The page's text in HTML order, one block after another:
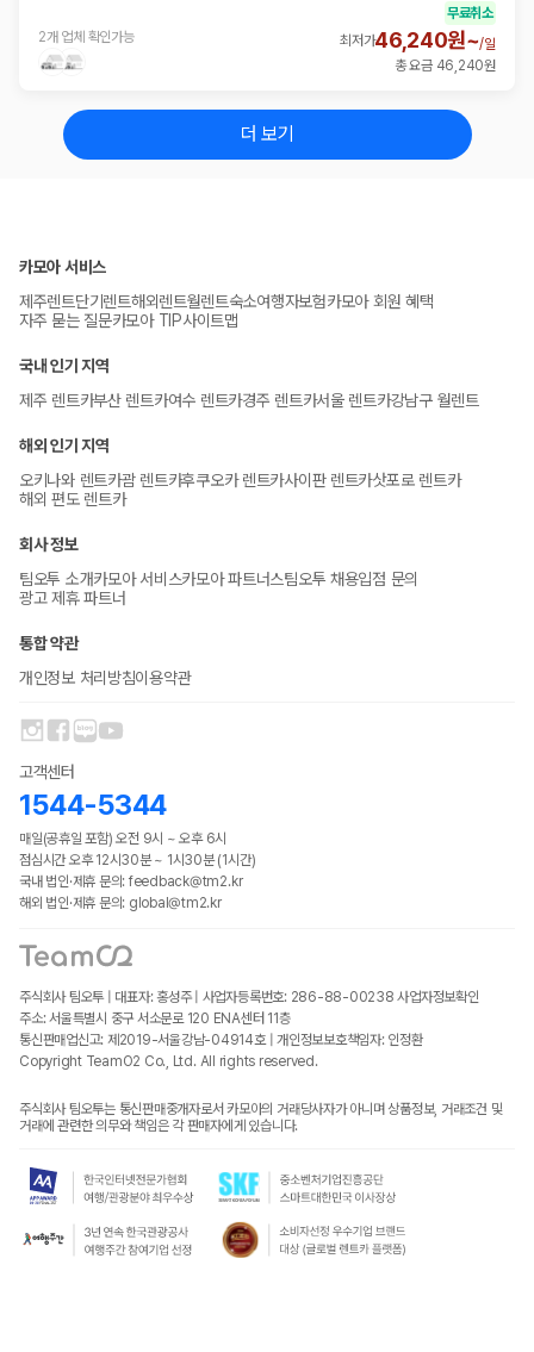
2개 업체 확인가능
무료취소
최저가46,240원~/일
총 요금 46,240원
더 보기
카모아 서비스
제주렌트단기렌트해외렌트월렌트숙소여행자보험카모아 회원 혜택
자주 묻는 질문카모아 TIP사이트맵
국내 인기 지역
제주 렌트카부산 렌트카여수 렌트카경주 렌트카서울 렌트카강남구 월렌트
해외 인기 지역
오키나와 렌트카괌 렌트카후쿠오카 렌트카사이판 렌트카삿포로 렌트카
해외 편도 렌트카
회사 정보
팀오투 소개카모아 서비스카모아 파트너스팀오투 채용입점 문의
광고 제휴 파트너
통합 약관
개인정보 처리방침이용약관
고객센터
1544-5344
매일(공휴일 포함) 오전 9시 ~ 오후 6시
점심시간 오후 12시30분 ~ 1시30분 (1시간)
국내 법인·제휴 문의: feedback@tm2.kr
해외 법인·제휴 문의: global@tm2.kr
주식회사 팀오투 | 대표자: 홍성주 | 사업자등록번호: 286-88-00238 사업자정보확인
주소: 서울특별시 중구 서소문로 120 ENA센터 11층
통신판매업신고: 제2019-서울강남-04914호 | 개인정보보호책임자: 인정환
Copyright TeamO2 Co., Ltd. All rights reserved.
주식회사 팀오투는 통신판매중개자로서 카모아의 거래당사자가 아니며 상품정보, 거래조건 및
거래에 관련한 의무와 책임은 각 판매자에게 있습니다.